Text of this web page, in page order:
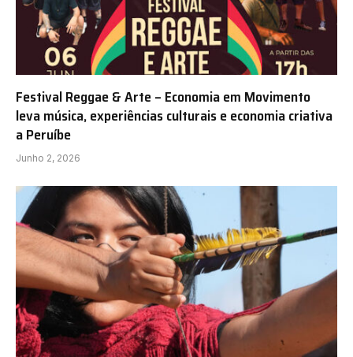
Festival Reggae & Arte – Economia em Movimento
leva música, experiências culturais e economia criativa
a Peruíbe
Junho 2, 2026